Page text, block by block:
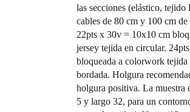
las secciones (elástico,
cables de 80 cm y 100 cm
22pts x 30v = 10x10 cm
jersey tejida en circular.
bloqueada a colorwork
bordada. Holgura
holgura positiva. La muestra
5 y largo 32, para un